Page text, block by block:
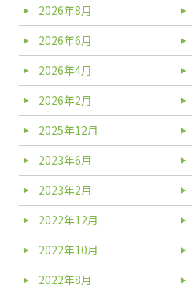
2026年8月
2026年6月
2026年4月
2026年2月
2025年12月
2023年6月
2023年2月
2022年12月
2022年10月
2022年8月